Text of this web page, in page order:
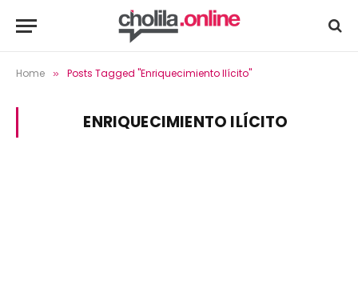
Home » Posts Tagged "Enriquecimiento Ilícito"
ENRIQUECIMIENTO ILÍCITO